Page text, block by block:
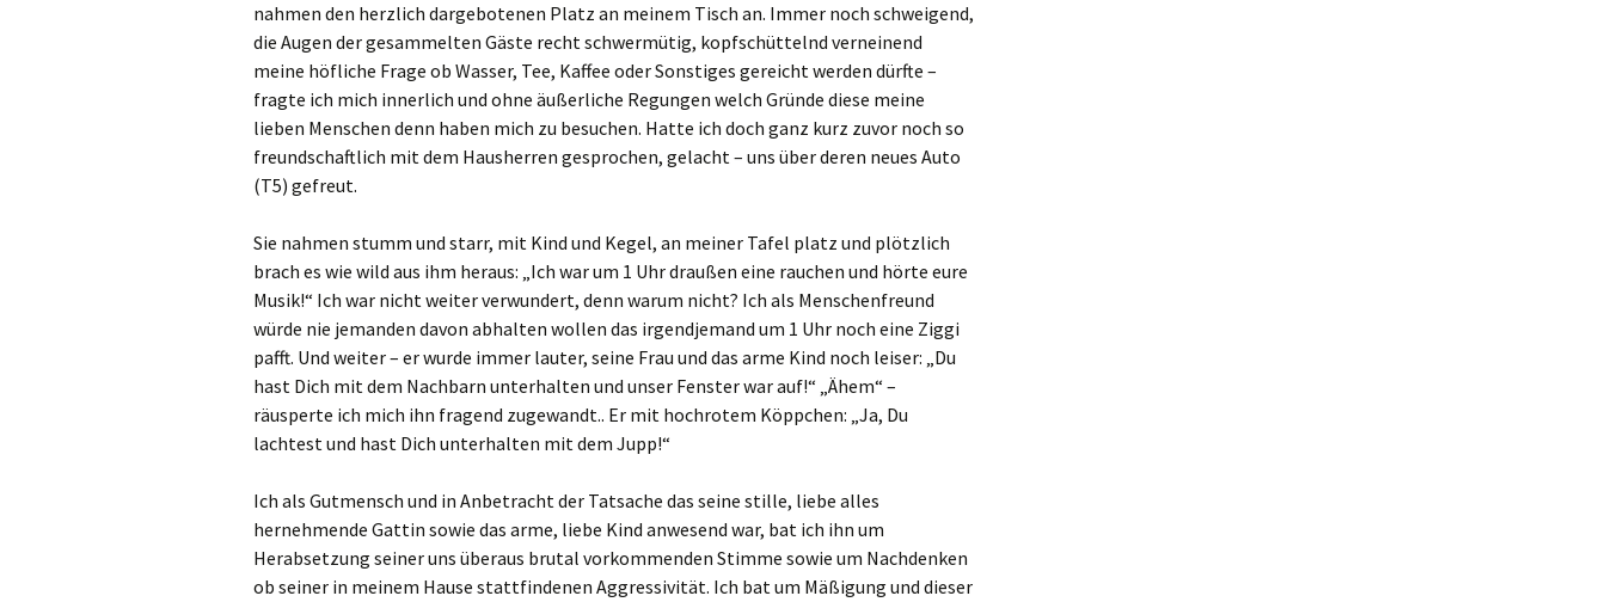
nahmen den herzlich dargebotenen Platz an meinem Tisch an. Immer noch schweigend,
die Augen der gesammelten Gäste recht schwermütig, kopfschüttelnd verneinend
meine höfliche Frage ob Wasser, Tee, Kaffee oder Sonstiges gereicht werden dürfte –
fragte ich mich innerlich und ohne äußerliche Regungen welch Gründe diese meine
lieben Menschen denn haben mich zu besuchen. Hatte ich doch ganz kurz zuvor noch so
freundschaftlich mit dem Hausherren gesprochen, gelacht – uns über deren neues Auto
(T5) gefreut.
Sie nahmen stumm und starr, mit Kind und Kegel, an meiner Tafel platz und plötzlich
brach es wie wild aus ihm heraus: „Ich war um 1 Uhr draußen eine rauchen und hörte eure
Musik!“ Ich war nicht weiter verwundert, denn warum nicht? Ich als Menschenfreund
würde nie jemanden davon abhalten wollen das irgendjemand um 1 Uhr noch eine Ziggi
pafft. Und weiter – er wurde immer lauter, seine Frau und das arme Kind noch leiser: „Du
hast Dich mit dem Nachbarn unterhalten und unser Fenster war auf!“ „Ähem“ –
räusperte ich mich ihn fragend zugewandt.. Er mit hochrotem Köppchen: „Ja, Du
lachtest und hast Dich unterhalten mit dem Jupp!“
Ich als Gutmensch und in Anbetracht der Tatsache das seine stille, liebe alles
hernehmende Gattin sowie das arme, liebe Kind anwesend war, bat ich ihn um
Herabsetzung seiner uns überaus brutal vorkommenden Stimme sowie um Nachdenken
ob seiner in meinem Hause stattfindenen Aggressivität. Ich bat um Mäßigung und dieser